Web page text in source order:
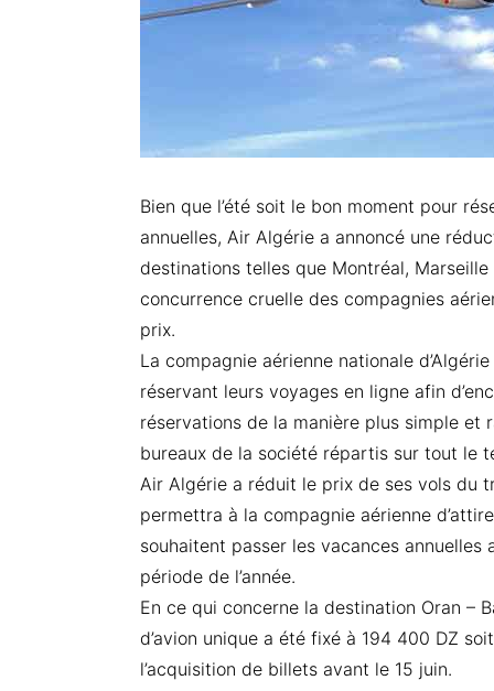
Bien que l’été soit le bon moment pour
annuelles, Air Algérie a annoncé une
destinations telles que Montréal,
concurrence cruelle des compagnies
prix.
La compagnie aérienne nationale
réservant leurs voyages en ligne afin
réservations de la manière plus simple et
bureaux de la société répartis sur tout le
Air Algérie a réduit le prix de ses vols du
permettra à la compagnie aérienne
souhaitent passer les vacances
période de l’année.
En ce qui concerne la destination Oran –
d’avion unique a été fixé à 194 400 DZ
l’acquisition de billets avant le 15 juin.